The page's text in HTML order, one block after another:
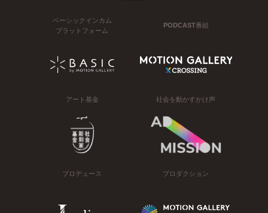
ベーシックインカム
プラットフォーム
PODCAST番組
アート基金 社会を動かすかけ声
プロデュース プロダクション